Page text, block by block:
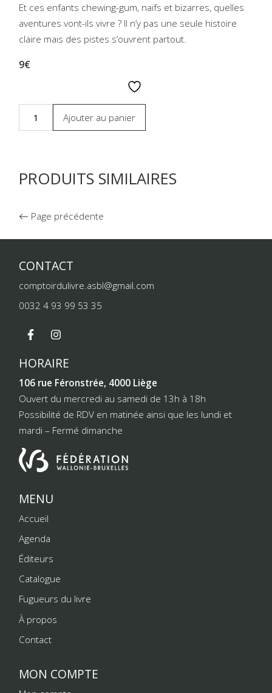
Et ces enfants chewing-gum, naïfs et bizarres, quelles
aventures vont-ils vivre ? Il n’y pas une seule histoire
claire mais des pistes s’ouvrent partout.
9€
Ajouter au panier
PRODUITS SIMILAIRES
Page précédente
CONTACT
comptoirdulivre.asbl@gmail.com
0032 4 93 99 53 35
HORAIRE
106 rue Féronstrée, 4000 Liège
Ouvert du mercredi au samedi de 13h à 18h
Possibilité de RDV en matinée ainsi que les lundi et
mardi – Fermé dimanche
MENU
Accueil
Agenda
Éditeurs
Catalogue
Fugueurs du livre
À propos
Contact
MON COMPTE